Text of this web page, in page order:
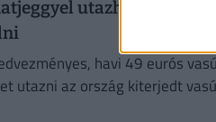
utazhatod körbe
havi 49 eurós
utazni az ország kiterjedt